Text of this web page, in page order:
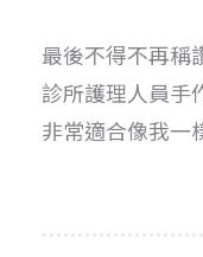
最後不得不再稱
診所護理人員手
非常適合像我一